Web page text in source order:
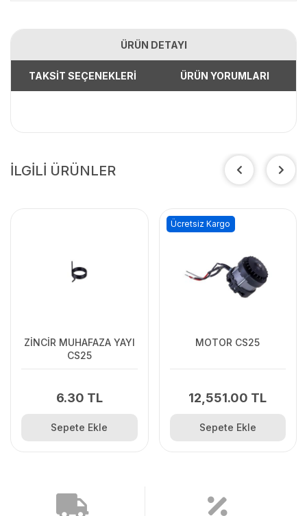
ÜRÜN DETAYI
TAKSİT SEÇENEKLERİ ÜRÜN YORUMLARI
İLGİLİ ÜRÜNLER
ZİNCİR MUHAFAZA YAYI
CS25
6.30 TL
Sepete Ekle
MOTOR CS25
12,551.00 TL
Ücretsiz Kargo
Sepete Ekle